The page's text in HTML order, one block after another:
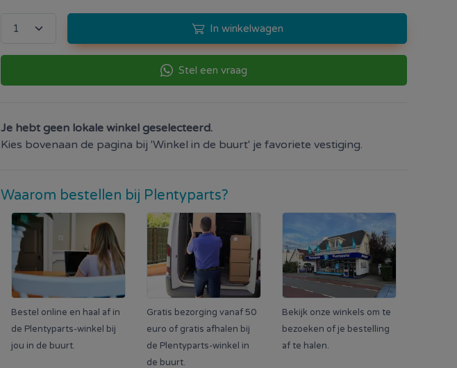
In winkelwagen
Stel een vraag
Je hebt geen lokale winkel geselecteerd.
Kies bovenaan de pagina bij 'Winkel in de buurt' je favoriete vestiging.
Waarom bestellen bij Plentyparts?
Bestel online en haal af in
de Plentyparts-winkel bij
jou in de buurt.
Gratis bezorging vanaf 50
euro of gratis afhalen bij
de Plentyparts-winkel in
de buurt.
Bekijk onze winkels om te
bezoeken of je bestelling
af te halen.